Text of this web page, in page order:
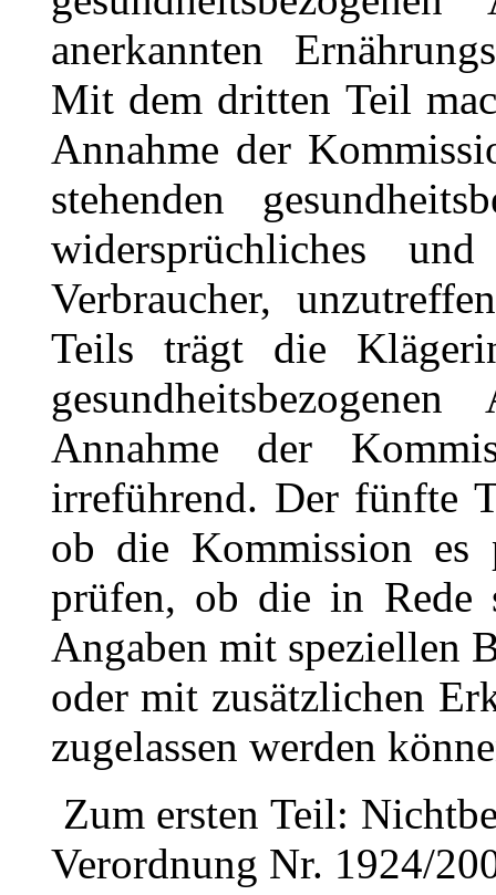
anerkannten
Mit dem dritten Teil
Annahme der
stehenden
widersprüchliches
Verbraucher,
Teils trägt die
Annahme der
irreführend. Der fünfte
ob die Kommission es
prüfen, ob die in Rede
Angaben mit speziellen
oder mit zusätzlichen
zugelassen werden
Zum ersten Teil:
Verordnung Nr. 1924/